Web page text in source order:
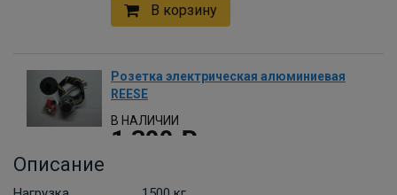
В корзину
Розетка электрическая алюминиевая
REESE
В НАЛИЧИИ
1 300 ₽
Описание